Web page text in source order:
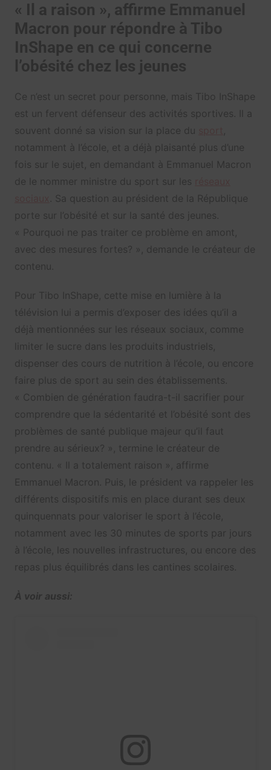
« Il a raison », affirme Emmanuel
Macron pour répondre à Tibo
InShape en ce qui concerne
l’obésité chez les jeunes
Ce n’est un secret pour personne, mais Tibo InShape
est un fervent défenseur des activités sportives. Il a
souvent donné sa vision sur la place du
,
notamment à l’école, et a déjà plaisanté plus d’une
fois sur le sujet, en demandant à Emmanuel Macron
de le nommer ministre du sport sur les
. Sa question au président de la République
porte sur l’obésité et sur la santé des jeunes.
« Pourquoi ne pas traiter ce problème en amont,
avec des mesures fortes? », demande le créateur de
contenu.
Pour Tibo InShape, cette mise en lumière à la
télévision lui a permis d’exposer des idées qu’il a
déjà mentionnées sur les réseaux sociaux, comme
limiter le sucre dans les produits industriels,
dispenser des cours de nutrition à l’école, ou encore
faire plus de sport au sein des établissements.
« Combien de génération faudra-t-il sacrifier pour
comprendre que la sédentarité et l’obésité sont des
problèmes de santé publique majeur qu’il faut
prendre au sérieux? », termine le créateur de
contenu. « Il a totalement raison », affirme
Emmanuel Macron. Puis, le président va rappeler les
différents dispositifs mis en place durant ses deux
quinquennats pour valoriser le sport à l’école,
notamment avec les 30 minutes de sports par jours
à l’école, les nouvelles infrastructures, ou encore des
repas plus équilibrés dans les cantines scolaires.
À voir aussi: